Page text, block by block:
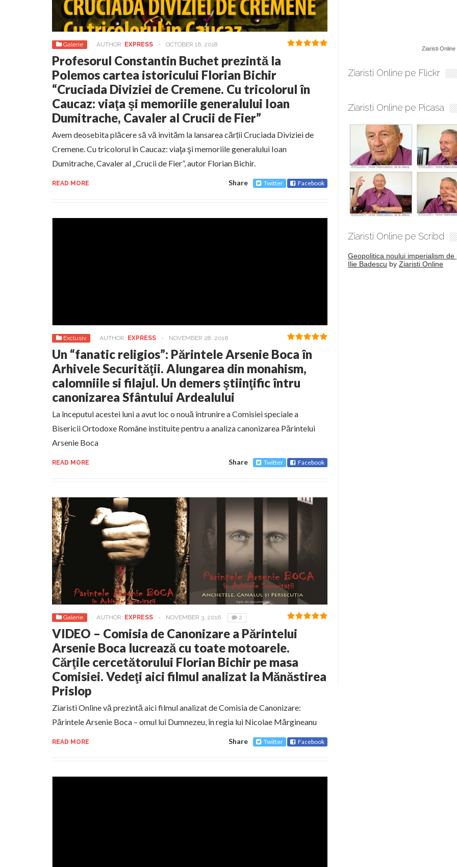
Galerie AUTHOR: EXPRESS - OCTOBER 16, 2018
Profesorul Constantin Buchet prezintă la
Polemos cartea istoricului Florian Bichir
“Cruciada Diviziei de Cremene. Cu tricolorul în
Caucaz: viaţa şi memoriile generalului Ioan
Dumitrache, Cavaler al Crucii de Fier”
Avem deosebita plăcere să vă invităm la lansarea cărții Cruciada Diviziei de
Cremene. Cu tricolorul în Caucaz: viaţa şi memoriile generalului Ioan
Dumitrache, Cavaler al „Crucii de Fier”, autor Florian Bichir.
READ MORE Share Twitter Facebook
Exclusiv AUTHOR: EXPRESS - NOVEMBER 28, 2016
Un “fanatic religios”: Părintele Arsenie Boca în
Arhivele Securităţii. Alungarea din monahism,
calomniile si filajul. Un demers ştiinţific întru
canonizarea Sfântului Ardealului
La începutul acestei luni a avut loc o nouă întrunire a Comisiei speciale a
Bisericii Ortodoxe Române instituite pentru a analiza canonizarea Părintelui
Arsenie Boca
READ MORE Share Twitter Facebook
Galerie AUTHOR: EXPRESS - NOVEMBER 3, 2016 2
VIDEO – Comisia de Canonizare a Părintelui
Arsenie Boca lucrează cu toate motoarele.
Cărţile cercetătorului Florian Bichir pe masa
Comisiei. Vedeţi aici filmul analizat la Mănăstirea
Prislop
Ziaristi Online vă prezintă aici filmul analizat de Comisia de Canonizare:
Părintele Arsenie Boca – omul lui Dumnezeu, în regia lui Nicolae Mărgineanu
READ MORE Share Twitter Facebook
Ziaristi Online
Ziaristi Online pe Flickr
Ziaristi Online pe Picasa
Ziaristi Online pe Scribd
Geopolitica noului imperialism de
Ilie Badescu by Ziaristi Online